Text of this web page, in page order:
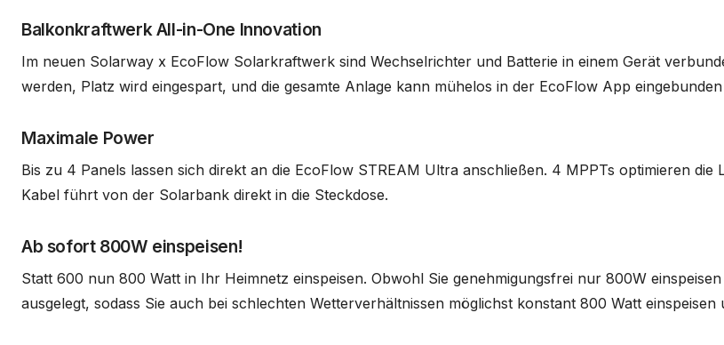
Balkonkraftwerk All-in-One Innovation
Im neuen Solarway x EcoFlow Solarkraftwerk sind Wechselrichter und Batterie in einem Gerät
werden, Platz wird eingespart, und die gesamte Anlage kann mühelos in der EcoFlow App
Maximale Power
Bis zu 4 Panels lassen sich direkt an die EcoFlow STREAM Ultra anschließen. 4 MPPTs optimieren
Kabel führt von der Solarbank direkt in die Steckdose.
Ab sofort 800W einspeisen!
Statt 600 nun 800 Watt in Ihr Heimnetz einspeisen. Obwohl Sie genehmigungsfrei nur 800W
ausgelegt, sodass Sie auch bei schlechten Wetterverhältnissen möglichst konstant 800 Watt